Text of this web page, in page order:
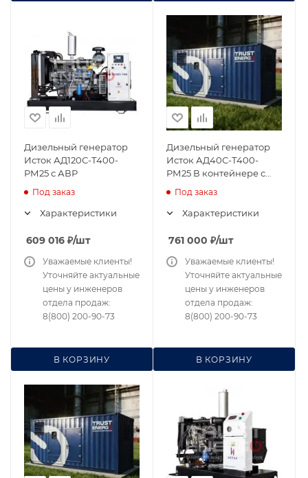
Дизельный генератор
Исток АД120С-Т400-
РМ25 с АВР
Под заказ
Характеристики
609 016 ₽/шт
В КОРЗИНУ
Уважаемые клиенты!
Уточняйте актуальные
цены у инженеров
отдела продаж:
8(800) 200-90-73
Дизельный генератор
Исток АД40С-Т400-
РМ25 В контейнере с
Под заказ
Характеристики
761 000 ₽/шт
В КОРЗИНУ
Уважаемые клиенты!
Уточняйте актуальные
цены у инженеров
отдела продаж:
8(800) 200-90-73